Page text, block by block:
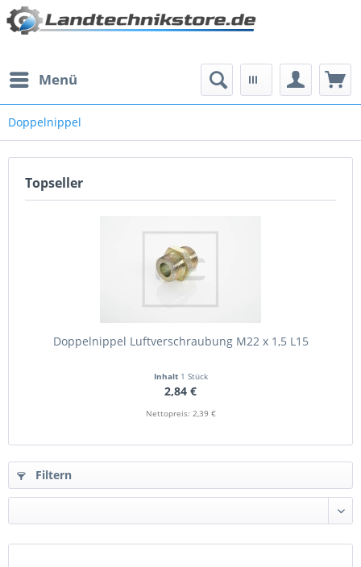
Menü
Doppelnippel
Topseller
Doppelnippel Luftverschraubung M22 x 1,5 L15
Inhalt 1 Stück
2,84 €
Nettopreis: 2,39 €
Filtern